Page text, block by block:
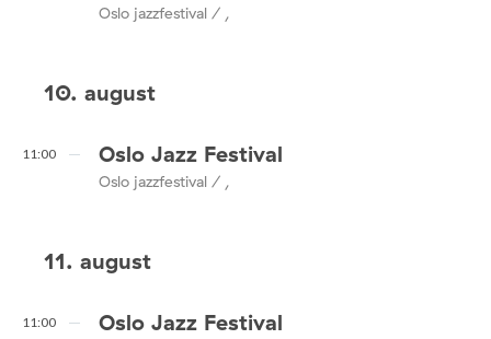
Oslo jazzfestival / ,
10. august
11:00 Oslo Jazz Festival
Oslo jazzfestival / ,
11. august
11:00 Oslo Jazz Festival